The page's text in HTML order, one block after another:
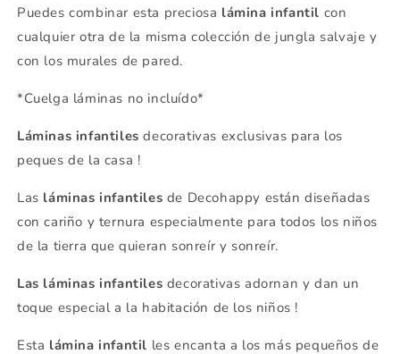
Puedes combinar esta preciosa lámina infantil con
cualquier otra de la misma colección de jungla salvaje y
con los murales de pared.
*Cuelga láminas no incluído*
Láminas infantiles decorativas exclusivas para los
peques de la casa !
Las láminas infantiles de Decohappy están diseñadas
con cariño y ternura especialmente para todos los niños
de la tierra que quieran sonreír y sonreír.
Las láminas infantiles decorativas adornan y dan un
toque especial a la habitación de los niños !
Esta lámina infantil les encanta a los más pequeños de